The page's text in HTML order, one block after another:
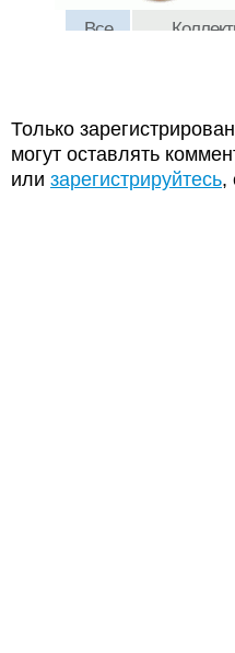
Только
могут оставлять
или зарегистрируйтесь,